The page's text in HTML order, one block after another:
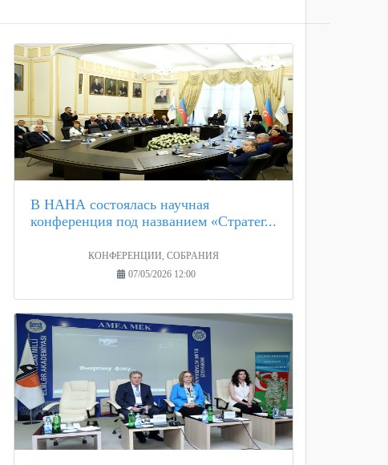
В НАНА состоялась научная
конференция под названием «Стратег...
КОНФЕРЕНЦИИ, СОБРАНИЯ
07/05/2026 12:00